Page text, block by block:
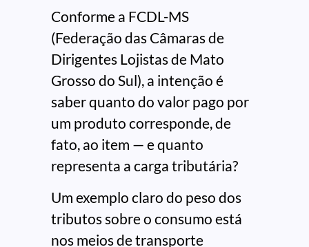
Conforme a FCDL-MS
(Federação das Câmaras de
Dirigentes Lojistas de Mato
Grosso do Sul), a intenção é
saber quanto do valor pago por
um produto corresponde, de
fato, ao item — e quanto
representa a carga tributária?
Um exemplo claro do peso dos
tributos sobre o consumo está
nos meios de transporte